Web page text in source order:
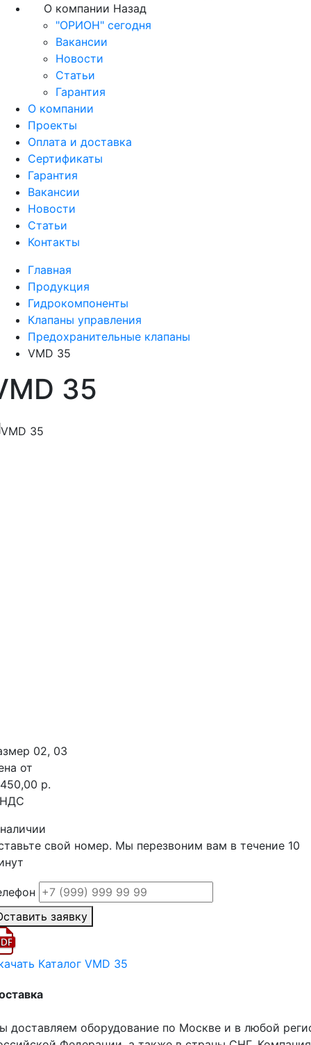
О компании Назад
"ОРИОН" сегодня
Вакансии
Новости
Статьи
Гарантия
О компании
Проекты
Оплата и доставка
Сертификаты
Гарантия
Вакансии
Новости
Статьи
Контакты
Главная
Продукция
Гидрокомпоненты
Клапаны управления
Предохранительные клапаны
VMD 35
35
02, 03
от
р.
свой номер. Мы перезвоним вам в течение 10
заявку
Каталог VMD 35
доставляем оборудование по Москве и в любой